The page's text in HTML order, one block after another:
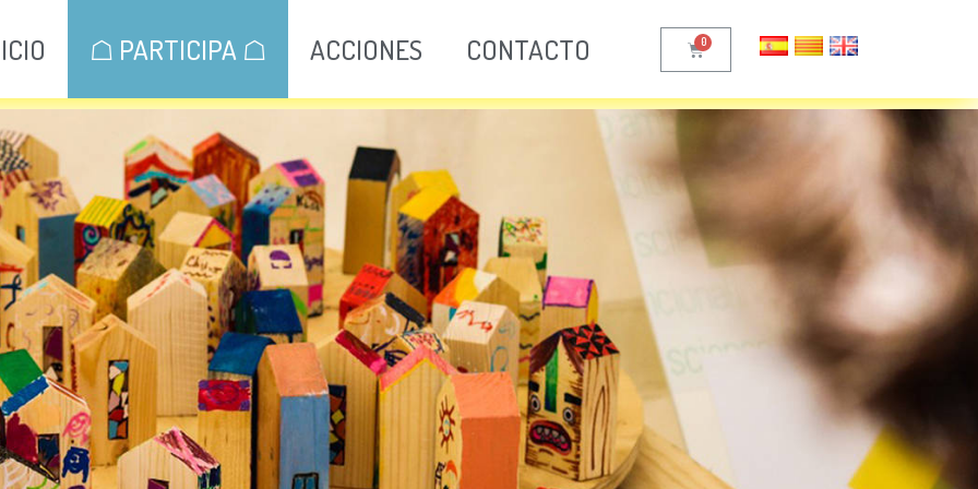
☖ PARTICIPA ☖ ACCIONES CONTACTO